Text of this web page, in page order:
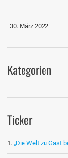
30. März 2022
Kategorien
Ticker
„Die Welt zu Gast